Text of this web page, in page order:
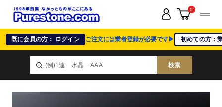
既に会員の方： ログイン ご注文には業者登録が必要です▶ 初めての方：
検索
0